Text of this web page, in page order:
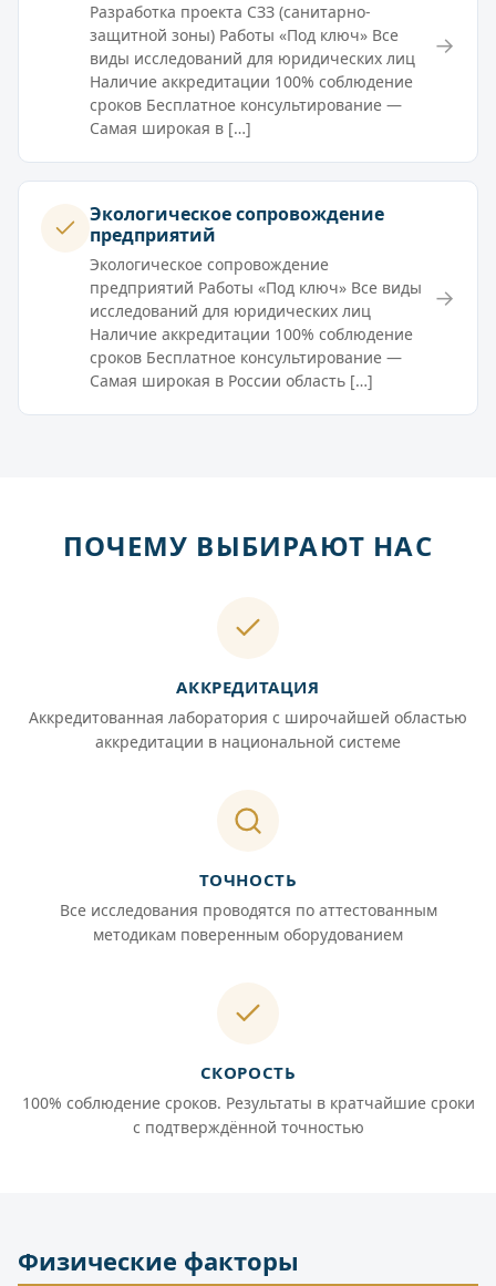
Разработка проекта СЗЗ (санитарно-
защитной зоны) Работы «Под ключ» Все
виды исследований для юридических лиц
Наличие аккредитации 100% соблюдение
сроков Бесплатное консультирование —
Самая широкая в […]
→
Экологическое сопровождение
предприятий
Экологическое сопровождение
предприятий Работы «Под ключ» Все виды
исследований для юридических лиц
Наличие аккредитации 100% соблюдение
сроков Бесплатное консультирование —
Самая широкая в России область […]
→
ПОЧЕМУ ВЫБИРАЮТ НАС
АККРЕДИТАЦИЯ
Аккредитованная лаборатория с широчайшей областью
аккредитации в национальной системе
ТОЧНОСТЬ
Все исследования проводятся по аттестованным
методикам поверенным оборудованием
СКОРОСТЬ
100% соблюдение сроков. Результаты в кратчайшие сроки
с подтверждённой точностью
Физические факторы